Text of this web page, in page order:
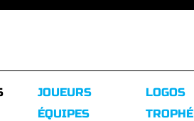
JOUEURS
ÉQUIPES
LOGOS